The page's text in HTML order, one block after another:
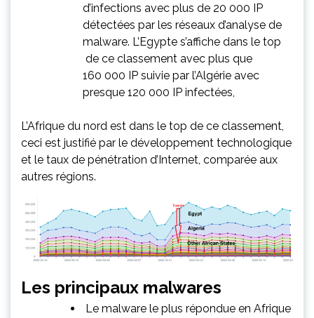
d’infections avec plus de 20 000 IP
détectées par les réseaux d’analyse de
malware. L’Egypte s’affiche dans le top
de ce classement avec plus que
160 000 IP suivie par l’Algérie avec
presque 120 000 IP infectées,
L’Afrique du nord est dans le top de ce classement,
ceci est justifié par le développement technologique
et le taux de pénétration d’Internet, comparée aux
autres régions.
Les principaux malwares
Le malware le plus répondue en Afrique